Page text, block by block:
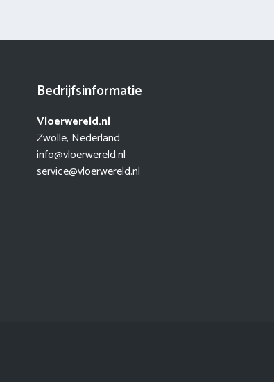
Bedrijfsinformatie
Vloerwereld.nl
Zwolle, Nederland
info@vloerwereld.nl
service@vloerwereld.nl